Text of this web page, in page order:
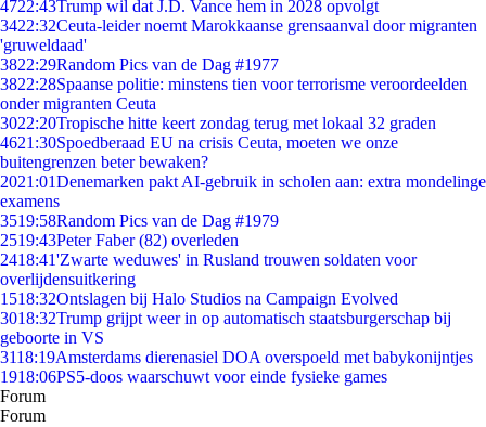
4722:43Trump wil dat J.D. Vance hem in 2028 opvolgt
3422:32Ceuta-leider noemt Marokkaanse grensaanval door migranten
'gruweldaad'
3822:29Random Pics van de Dag #1977
3822:28Spaanse politie: minstens tien voor terrorisme veroordeelden
onder migranten Ceuta
3022:20Tropische hitte keert zondag terug met lokaal 32 graden
4621:30Spoedberaad EU na crisis Ceuta, moeten we onze
buitengrenzen beter bewaken?
2021:01Denemarken pakt AI-gebruik in scholen aan: extra mondelinge
examens
3519:58Random Pics van de Dag #1979
2519:43Peter Faber (82) overleden
2418:41'Zwarte weduwes' in Rusland trouwen soldaten voor
overlijdensuitkering
1518:32Ontslagen bij Halo Studios na Campaign Evolved
3018:32Trump grijpt weer in op automatisch staatsburgerschap bij
geboorte in VS
3118:19Amsterdams dierenasiel DOA overspoeld met babykonijntjes
1918:06PS5-doos waarschuwt voor einde fysieke games
Forum
Forum